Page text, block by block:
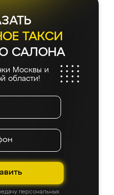
ТАКСИ
САЛОНА
Москвы и
области!
персональных